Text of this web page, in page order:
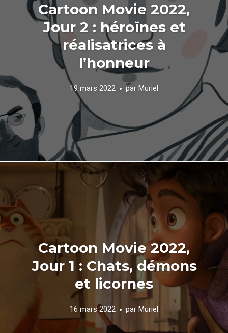
Cartoon Movie 2022,
Jour 2 : héroïnes et
réalisatrices à
l’honneur
19 mars 2022 par Muriel
Cartoon Movie 2022,
Jour 1 : Chats, démons
et licornes
16 mars 2022 par Muriel